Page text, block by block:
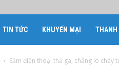
TIN TỨC KHUYẾN MẠI THANH
Sắm điện thoại thả ga, chẳng lo cháy